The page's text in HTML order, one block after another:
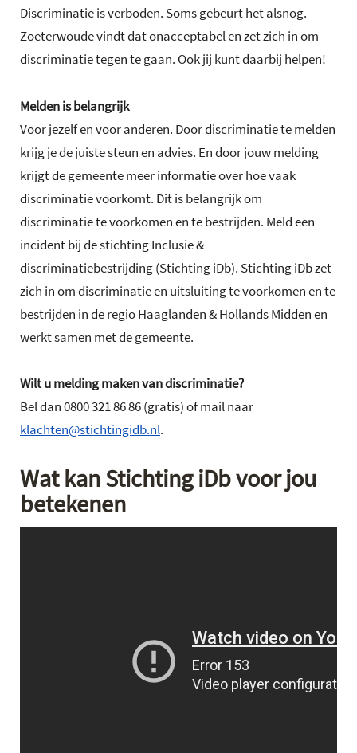
Discriminatie is verboden. Soms gebeurt het alsnog.
Zoeterwoude vindt dat onacceptabel en zet zich in om
discriminatie tegen te gaan. Ook jij kunt daarbij helpen!
Melden is belangrijk
Voor jezelf en voor anderen. Door discriminatie te melden
krijg je de juiste steun en advies. En door jouw melding
krijgt de gemeente meer informatie over hoe vaak
discriminatie voorkomt. Dit is belangrijk om
discriminatie te voorkomen en te bestrijden. Meld een
incident bij de stichting Inclusie &
discriminatiebestrijding (Stichting iDb). Stichting iDb zet
zich in om discriminatie en uitsluiting te voorkomen en te
bestrijden in de regio Haaglanden & Hollands Midden en
werkt samen met de gemeente.
Wilt u melding maken van discriminatie?
Bel dan 0800 321 86 86 (gratis) of mail naar
klachten@stichtingidb.nl.
Wat kan Stichting iDb voor jou
betekenen